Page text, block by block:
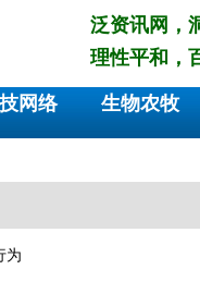
泛资讯网，
理性平和，
网络 生物农牧
为